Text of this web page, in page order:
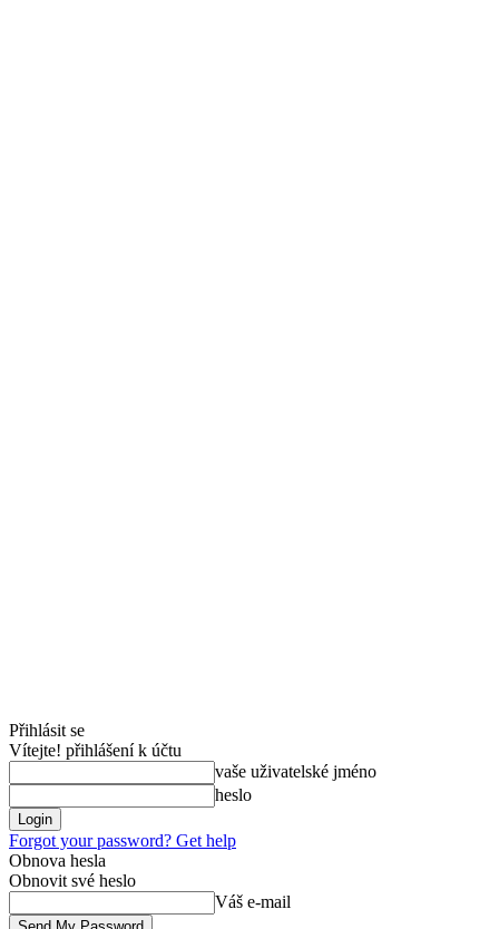
Přihlásit se
Vítejte! přihlášení k účtu
vaše uživatelské jméno
heslo
Forgot your password? Get help
Obnova hesla
Obnovit své heslo
Váš e-mail